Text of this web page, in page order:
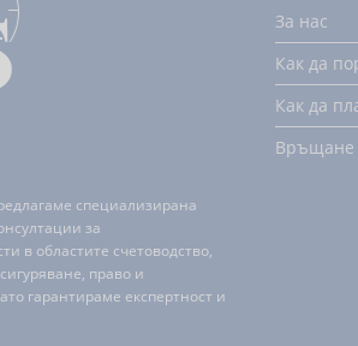
специализирана
за
в областите счетоводство,
право и
гарантираме експертност и
За нас
Как да
Как да
Връщане